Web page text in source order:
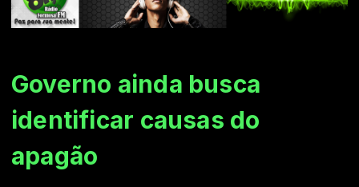
Governo ainda busca
identificar causas do
apagão